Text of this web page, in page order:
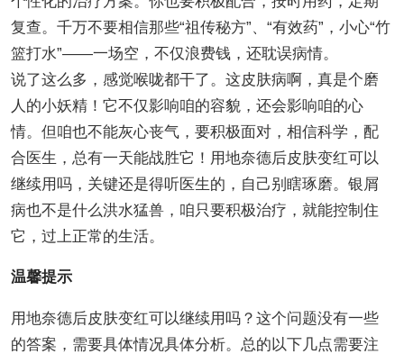
复查。千万不要相信那些“祖传秘方”、“有效药”，小心“竹
篮打水”——一场空，不仅浪费钱，还耽误病情。
说了这么多，感觉喉咙都干了。这皮肤病啊，真是个磨
人的小妖精！它不仅影响咱的容貌，还会影响咱的心
情。但咱也不能灰心丧气，要积极面对，相信科学，配
合医生，总有一天能战胜它！用地奈德后皮肤变红可以
继续用吗，关键还是得听医生的，自己别瞎琢磨。银屑
病也不是什么洪水猛兽，咱只要积极治疗，就能控制住
它，过上正常的生活。
温馨提示
用地奈德后皮肤变红可以继续用吗？这个问题没有一些
的答案，需要具体情况具体分析。总的以下几点需要注